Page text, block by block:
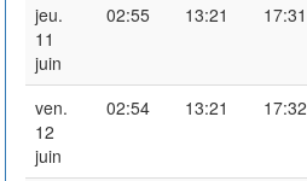
jeu.
11
juin
02:55 13:21 17:31
ven.
12
juin
02:54 13:21 17:32